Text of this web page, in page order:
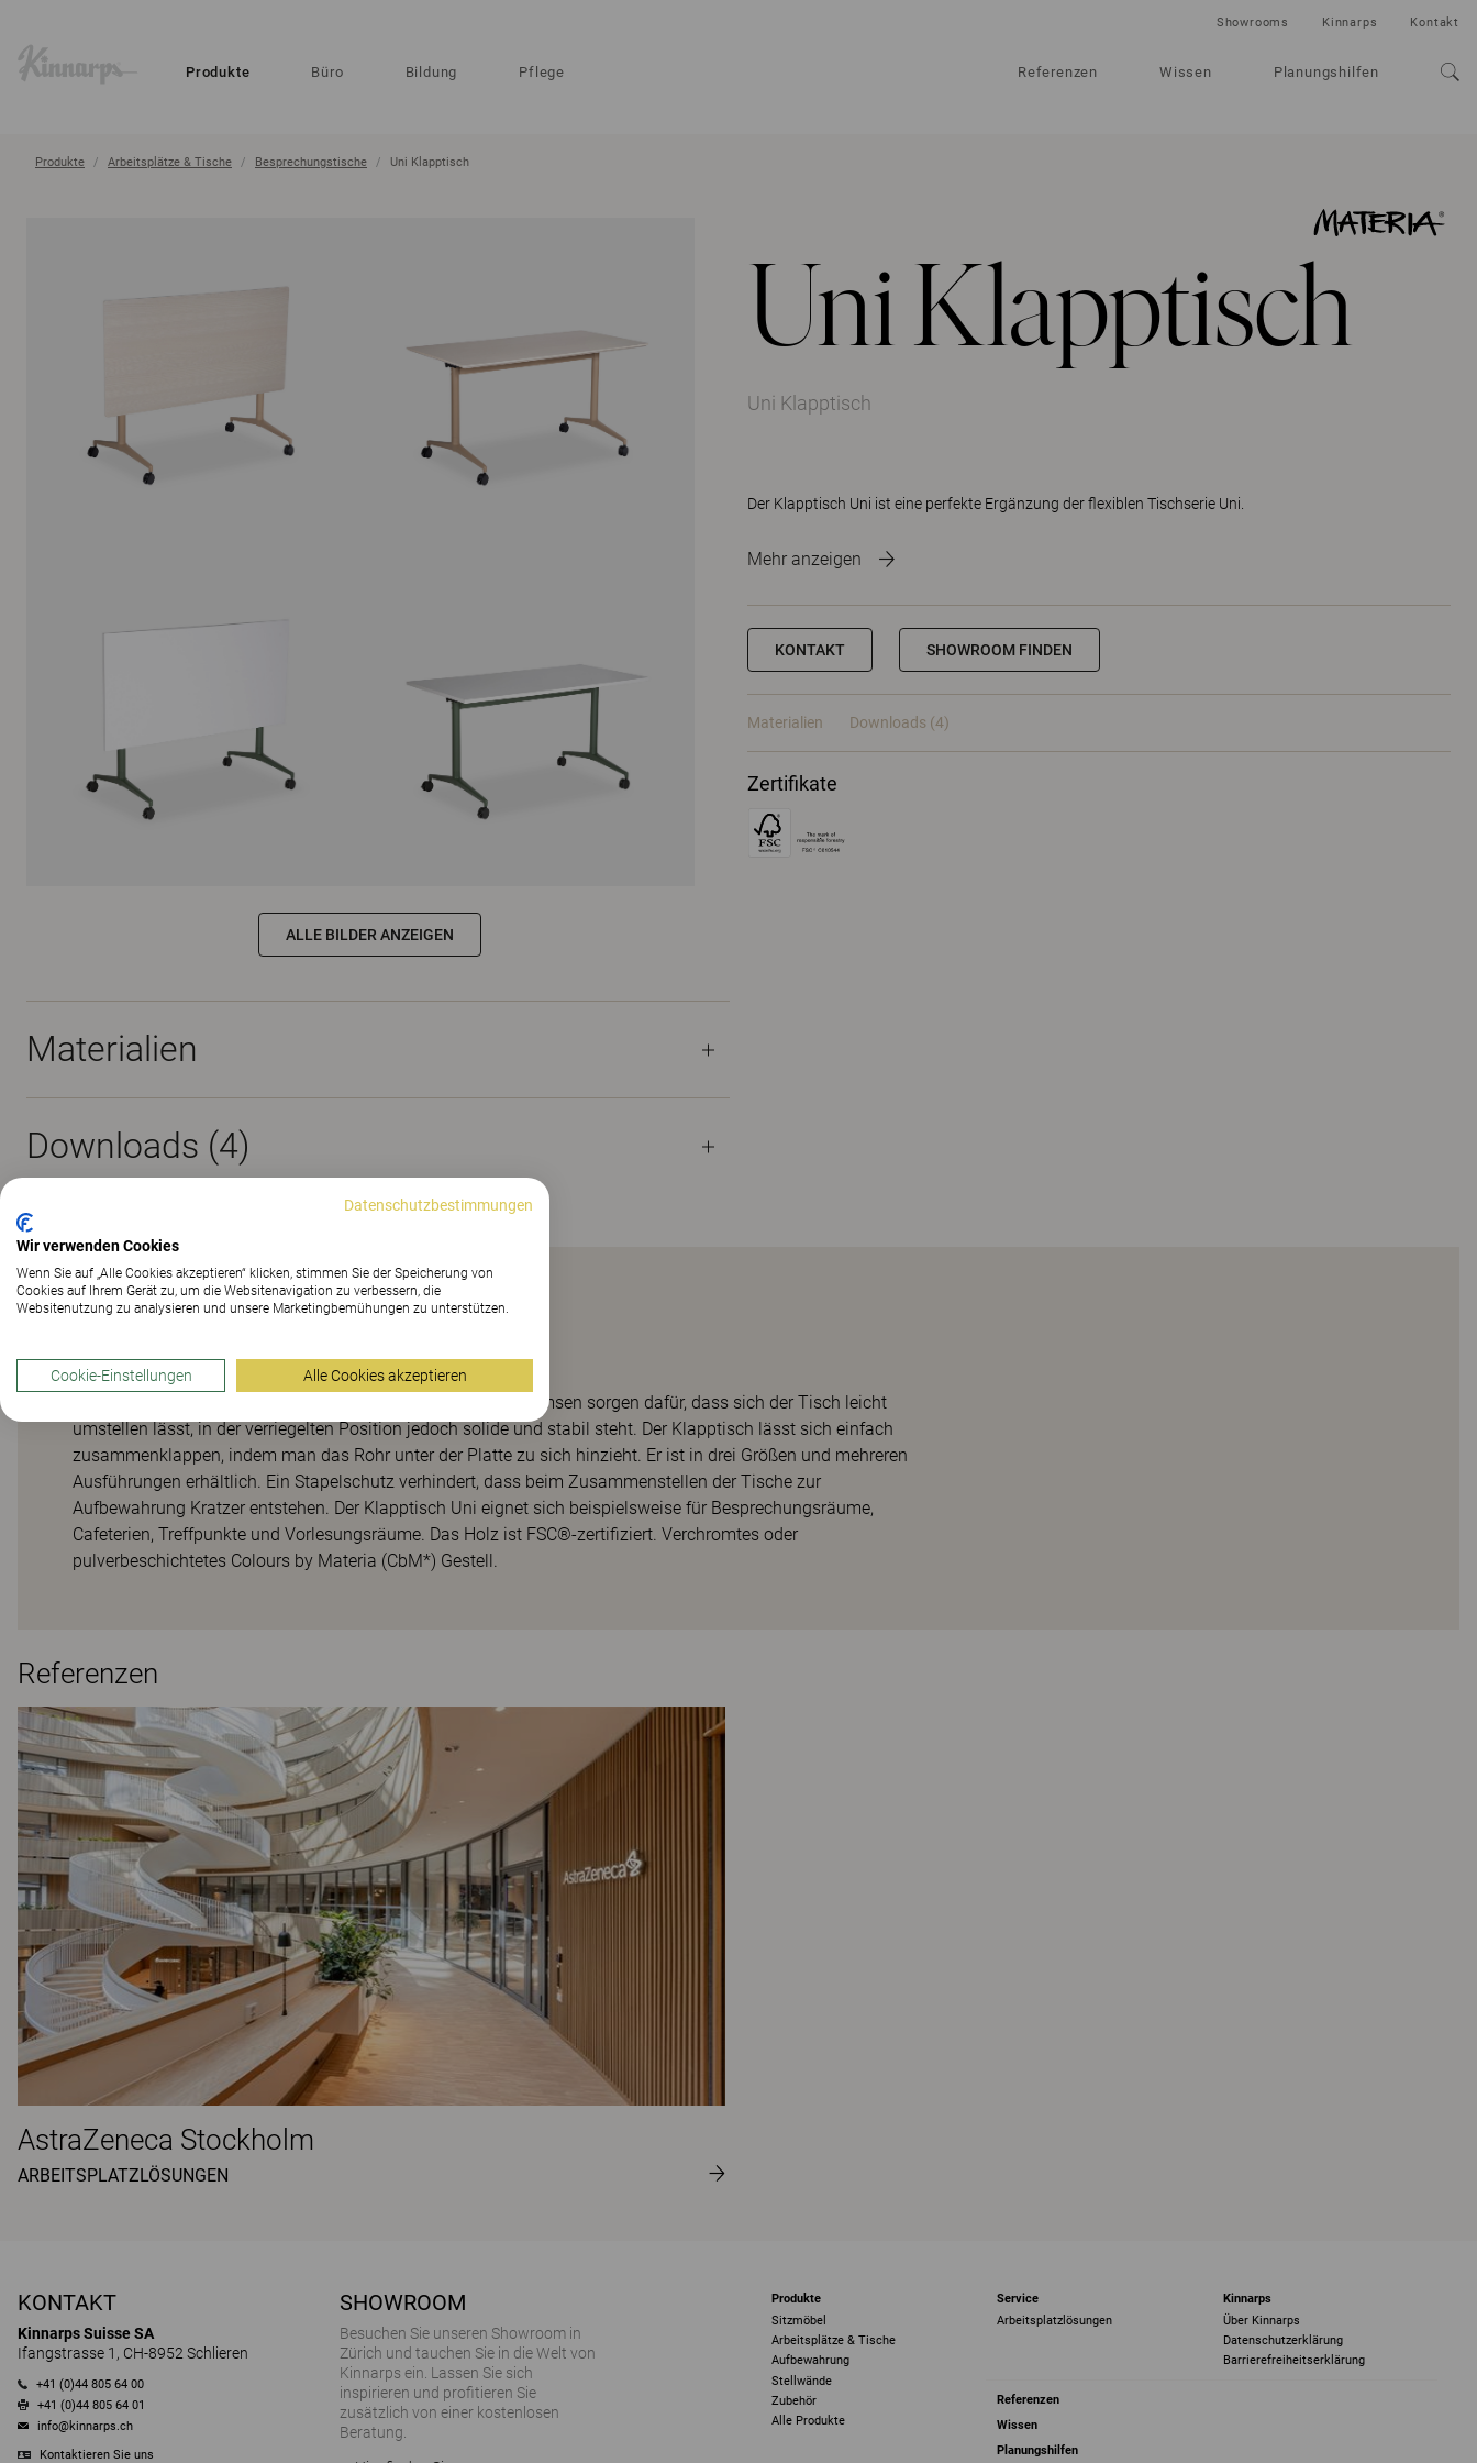
Produkte Büro Bildung Pflege Referenzen Wissen Planungshilfen
Showrooms Kinnarps Kontakt
Produkte Arbeitsplätze & Tische Besprechungstische Uni Klapptisch
Uni Klapptisch
Uni Klapptisch
Der Klapptisch Uni ist eine perfekte Ergänzung der flexiblen Tischserie Uni.
Mehr anzeigen
KONTAKT SHOWROOM FINDEN
Materialien Downloads (4)
Zertifikate
ALLE BILDER ANZEIGEN
Materialien
Downloads (4)
Uni Klapptisch
Die vier feststellbaren Rollen mit lastabhängig wirkenden Bremsen sorgen dafür, dass sich der Tisch leicht
umstellen lässt, in der verriegelten Position jedoch solide und stabil steht. Der Klapptisch lässt sich einfach
zusammenklappen, indem man das Rohr unter der Platte zu sich hinzieht. Er ist in drei Größen und mehreren
Ausführungen erhältlich. Ein Stapelschutz verhindert, dass beim Zusammenstellen der Tische zur
Aufbewahrung Kratzer entstehen. Der Klapptisch Uni eignet sich beispielsweise für Besprechungsräume,
Cafeterien, Treffpunkte und Vorlesungsräume. Das Holz ist FSC®-zertifiziert. Verchromtes oder
pulverbeschichtetes Colours by Materia (CbM*) Gestell.
Referenzen
AstraZeneca Stockholm
ARBEITSPLATZLÖSUNGEN
KONTAKT
Kinnarps Suisse SA
Ifangstrasse 1, CH-8952 Schlieren
+41 (0)44 805 64 00
+41 (0)44 805 64 01
info@kinnarps.ch
Kontaktieren Sie uns
SHOWROOM
Besuchen Sie unseren Showroom in
Zürich und tauchen Sie in die Welt von
Kinnarps ein. Lassen Sie sich
inspirieren und profitieren Sie
zusätzlich von einer kostenlosen
Beratung.
Produkte
Sitzmöbel
Arbeitsplätze & Tische
Aufbewahrung
Stellwände
Zubehör
Alle Produkte
Service
Arbeitsplatzlösungen
Kinnarps
Über Kinnarps
Datenschutzerklärung
Barrierefreiheits­erklärung
Referenzen
Wissen
Planungshilfen
Datenschutzbestimmungen
Wir verwenden Cookies
Wenn Sie auf „Alle Cookies akzeptieren“ klicken, stimmen Sie der Speicherung von
Cookies auf Ihrem Gerät zu, um die Websitenavigation zu verbessern, die
Websitenutzung zu analysieren und unsere Marketingbemühungen zu unterstützen.
Cookie-Einstellungen Alle Cookies akzeptieren